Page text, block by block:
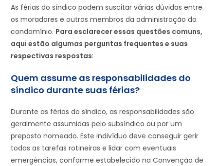
As férias do síndico podem suscitar várias dúvidas entre
os moradores e outros membros da administração do
condomínio. Para esclarecer essas questões comuns,
aqui estão algumas perguntas frequentes e suas
respectivas respostas:
Quem assume as responsabilidades do
síndico durante suas férias?
Durante as férias do síndico, as responsabilidades são
geralmente assumidas pelo subsíndico ou por um
preposto nomeado. Este indivíduo deve conseguir gerir
todas as tarefas rotineiras e lidar com eventuais
emergências, conforme estabelecido na Convenção de